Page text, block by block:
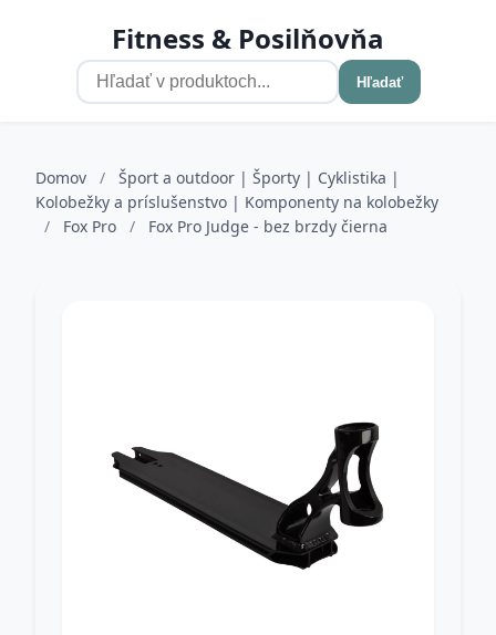
Fitness & Posilňovňa
Hľadať
Domov /
Šport a outdoor | Športy | Cyklistika |
Kolobežky a príslušenstvo | Komponenty na kolobežky
/
Fox Pro / Fox Pro Judge - bez brzdy čierna